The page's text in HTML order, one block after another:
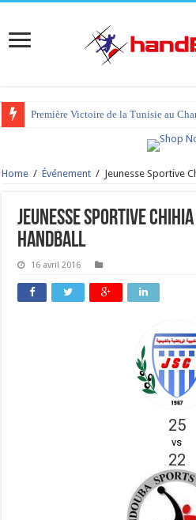
Première Victoire de la Tunisie au
Home / Événement / Jeunesse Sportive
Jeunesse Sportive
HandBall
16 avril 2016
25
vs
22